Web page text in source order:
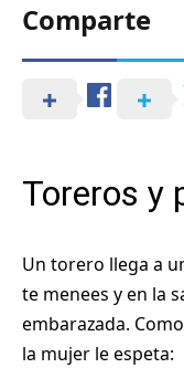
Comparte
Toreros y
Un torero llega a
te menees y en la
embarazada.
la mujer le espeta: